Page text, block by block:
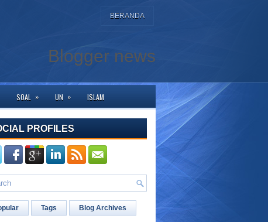
BERANDA
Blogger news
SOAL » UN » ISLAM
ke halaman ini. Bagi yang membutuhkan bantuan silahkan hubungi
PROFILES
Tags Blog Archives